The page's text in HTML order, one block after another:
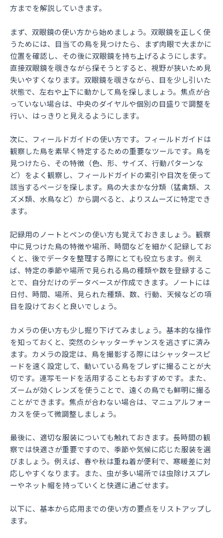
方までを解説していきます。
まず、双眼鏡の使い方から始めましょう。双眼鏡を正しく使
うためには、目当ての鳥を見つけたら、まず肉眼で大まかに
位置を確認し、その後に双眼鏡を持ち上げるようにします。
直接双眼鏡を覗きながら探そうとすると、視野が狭いため見
失いやすくなります。双眼鏡を覗きながら、目を少し引いた
状態で、左右や上下に動かして鳥を探しましょう。焦点が合
っていない場合は、中央のダイヤルや個別の目盛りで調整を
行い、はっきりと見えるようにします。
次に、フィールドガイドの使い方です。フィールドガイドは
観察した鳥を素早く特定するための重要なツールです。鳥を
見つけたら、その特徴（色、形、サイズ、行動パターンな
ど）をよく観察し、フィールドガイドの索引や目次を使って
該当するページを探します。鳥の大まかな分類（猛禽類、ス
ズメ類、水鳥など）から調べると、よりスムーズに特定でき
ます。
記録用のノートとペンの使い方も覚えておきましょう。観察
中に見つけた鳥の特徴や場所、時間などを細かく記録してお
くと、後でデータを整理する際にとても役立ちます。例え
ば、特定の季節や場所で見られる鳥の種類や数を登録するこ
とで、自分だけのデータベースが作成できます。ノートには
日付、時間、場所、見られた種類、数、行動、天候などの項
目を設けておくと良いでしょう。
カメラの使い方も少し掘り下げてみましょう。基本的な操作
を知っておくと、突然のシャッターチャンスを逃さずに済み
ます。カメラの設定は、鳥を撮影する際にはシャッタースピ
ードを速く設定して、動いている鳥をブレずに撮ることが大
切です。連写モードを活用することもおすすめです。また、
ズームが効くレンズを使うことで、遠くの鳥でも鮮明に撮る
ことができます。焦点が合わない場合は、マニュアルフォー
カスを使って微調整しましょう。
最後に、適切な服装についても触れておきます。長時間の観
察では快適さが重要ですので、季節や気候に応じた服装を選
びましょう。例えば、春や秋は重ね着が便利で、寒暖差に対
応しやすくなります。また、虫が多い場所では虫除けスプレ
ーやネット帽を持っていくと快適に過ごせます。
以下に、基本から応用までの使い方の要点をリストアップし
ます。